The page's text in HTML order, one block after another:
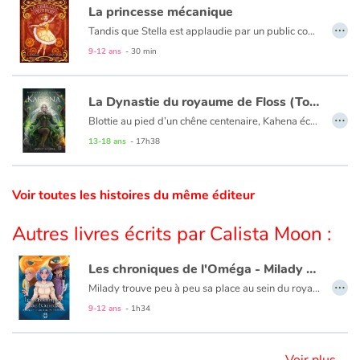
Catalogue anglais
Contraste +
Aide
Accueil
Famille
Écoles
Médiathèques
La princesse mécanique
Tandis que Stella est applaudie par un public conquis après une représentation à l’Opéra de Paris, une catastrophe sans précédent va bouleverser sa vie. Elle devient Miette et, reléguée dans les tréfonds de l’Opéra, elle devra réapprendre à vivre loin des feux de la rampe. Elle troque une troupe de danseurs étoile pour des personnages loufoques et rafistolés au grand cœur.
9-12 ans - 30 min
…
La Dynastie du royaume de Floss (Tome 1) - Kahena
Blottie au pied d’un chêne centenaire, Kahena écoute la forêt et tous ses mystères. Jeune femme solitaire, elle rêve d’arpenter la forêt et d’observer les oiseaux en compagnie de son meilleur ami Robin. Mais ses rêves s’éloignent à mesure qu’une terrible menace se profile au-delà des frontières. Qui protègera l’Altarine, le pays des hommes, de la fureur de Jaliorga ? Kahena parviendra-t-elle à relever les nombreux défis qui se dresseront sur son chemin ? Quels secrets détiennent les Aulnes ? Kahena est le premier volet de la trilogie heroïc fantasy La Dynastie du royaume de Floss.
13-18 ans - 17h38
…
Voir toutes les histoires du même éditeur
Autres livres écrits par Calista Moon :
Les chroniques de l'Oméga - Milady et le grimoire de l'Hellébore
Milady trouve peu à peu sa place au sein du royaume des Ombres, et pourtant des rumeurs inquiétantes sèment le trouble à la cour. Heureusement, son ami et conseiller, le magicien Holgir, lui confie le grimoire magique de l’Hellébore. Milady saura-t-elle décrypter les enseignements de ce précieux manuscrit à temps pour déjouer le complot qui se trame ?
9-12 ans - 1h34
…